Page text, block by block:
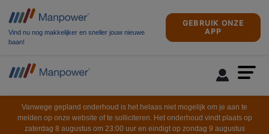
Vind nu nog makkelijker en sneller jouw nieuwe
baan!
GEBRUIK ONZE
APP
Vanwege gepland onderhoud is het helaas niet mogelijk om je aan te
melden op onze website of te solliciteren. Het onderhoud vindt plaats op
zaterdag 8 augustus om 23:00 uur en eindigt op zondag 9 augustus